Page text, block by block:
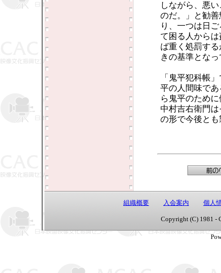
しながら、悪
のだ。」と勧
り、一つは日
て困る人から
ば重く処罰す
きの基準とな
「鬼平犯科帳
平の人間味で
ら鬼平のため
中村吉右衛門
の形で今後と
組織概要 入会案内 個人
Copyright (C) 1981 -